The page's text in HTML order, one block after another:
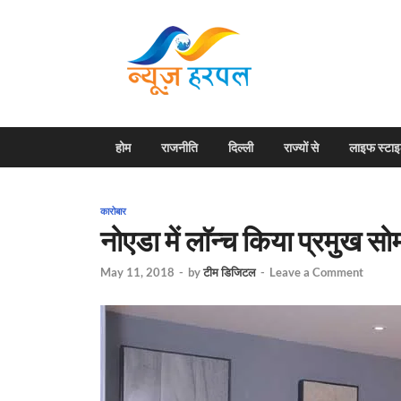
होम राजनीति दिल्ली राज्यों से लाइफ
कारोबार
नोएडा में लाॅन्च किया प्रमुख
May 11, 2018 - byटीम डिजिटल - Leave a Comment